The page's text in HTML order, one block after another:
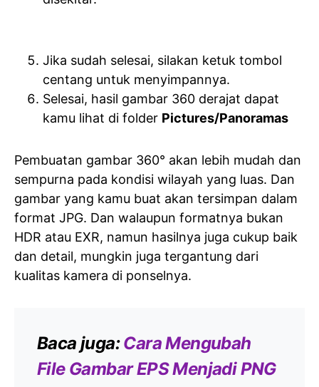
Jika sudah selesai, silakan ketuk tombol
centang untuk menyimpannya.
Selesai, hasil gambar 360 derajat dapat
kamu lihat di folder Pictures/Panoramas
Pembuatan gambar 360° akan lebih mudah dan
sempurna pada kondisi wilayah yang luas. Dan
gambar yang kamu buat akan tersimpan dalam
format JPG. Dan walaupun formatnya bukan
HDR atau EXR, namun hasilnya juga cukup baik
dan detail, mungkin juga tergantung dari
kualitas kamera di ponselnya.
Baca juga:Cara Mengubah
File Gambar EPS Menjadi PNG